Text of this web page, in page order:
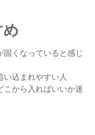
くなっていると感じ
込まれやすい人
こから入ればいいか迷